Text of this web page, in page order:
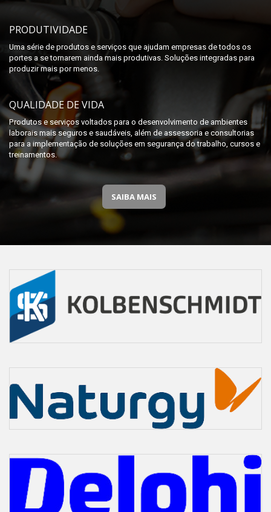
PRODUTIVIDADE
Uma série de produtos e serviços que ajudam empresas de todos os
portes a se tornarem ainda mais produtivas. Soluções integradas para
produzir mais por menos.
QUALIDADE DE VIDA
Produtos e serviços voltados para o desenvolvimento de ambientes
laborais mais seguros e saudáveis, além de assessoria e consultorias
para a implementação de soluções em segurança do trabalho, cursos e
treinamentos.
SAIBA MAIS